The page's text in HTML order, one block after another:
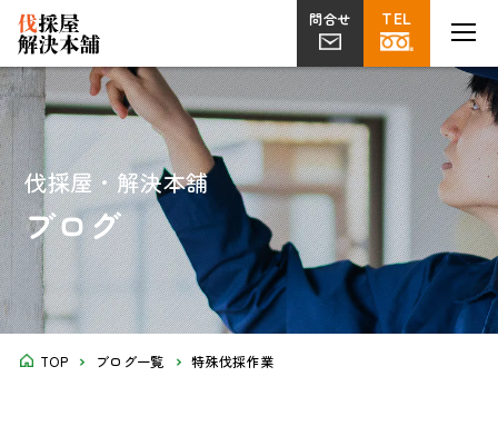
問合せ TEL
問合せ TEL
伐採屋・解決本舗
ブログ
TOP ブログ一覧 特殊伐採作業
伐採
剪定
植栽・外構
解体工事
屋上
菜園